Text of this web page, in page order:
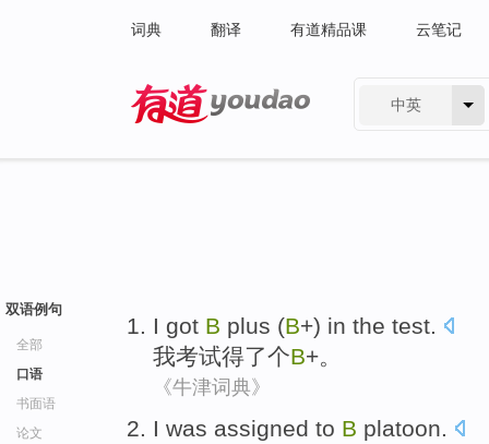
词典 翻译 有道精品课 云笔记
中英
双语例句
全部
口语
书面语
论文
I got B plus (B+) in the test.
我考试得了个B+。
《牛津词典》
I was assigned to B platoon.